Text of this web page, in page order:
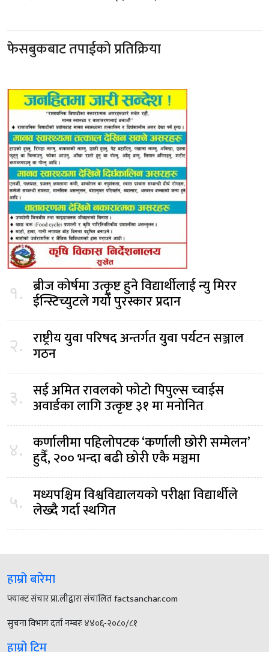
फेसबुकबाट तपाईको प्रतिक्रिया
१. ब्रीज कोर्षमा उत्कृष्ट हुने विद्यार्थीलाई न्यु मिरर
ईन्स्टिच्युटले गर्यो पुरस्कार प्रदान
२. राष्ट्रीय युवा परिषद अन्तर्गत युवा पर्यटन सञ्जाल
गठन
३. सई अमित रावलको फोटो पिपुल्स च्वाईस
अवार्डका लागि उत्कृष्ट ३१ मा मनोनित
४. कर्णालीमा पहिलोपटक ‘कर्णाली छोरी सम्मेलन’
हुदैँ, २०० भन्दा बढी छोरी एकै मञ्चमा
५. मध्यपश्चिम विश्वविद्यालयको परीक्षा विद्यार्थीले
लेख्दै गर्दा स्थगित
हाम्रो बारेमा
फ्याक्ट संचार प्रा.लीद्वारा संचालित factsanchar.com
सुचना विभाग दर्ता नम्बरः ४४०६-२०८०/८१